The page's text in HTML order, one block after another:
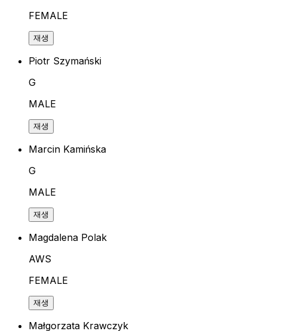
FEMALE
재생
Piotr Szymański
G
MALE
재생
Marcin Kamińska
G
MALE
재생
Magdalena Polak
AWS
FEMALE
재생
Małgorzata Krawczyk